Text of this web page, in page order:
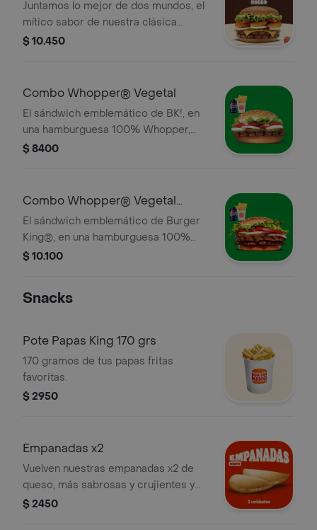
incluye pa
Doble
Juntamos lo mejor de dos mundos, el
mítico sabor de nuestra clásica
Whopper Vegetal de siempre, pero
combinación perfecta de sabores y
texturas en cada bocado! ¡Tu combo
incluye pa
$ 10.450
Combo Whopper® Vegetal
El sándwich emblemático de BK!, en
una hamburguesa 100% Whopper,
0% carne, hecha completamente de
cebolla y una lata de bebida!
$ 8400
Combo Whopper® Vegetal
Doble
El sándwich emblemático de Burger
King®, en una hamburguesa 100%
Whopper Doble, 0% carne, hecha
medianas o aros de cebolla y una lata
$ 10.100
Snacks
Pote Papas King 170 grs
170 gramos de tus papas fritas
favoritas.
$ 2950
Empanadas x2
Vuelven nuestras empanadas x2 de
queso, más sabrosas y crujientes y
con muuuuuucho más queso.
$ 2450